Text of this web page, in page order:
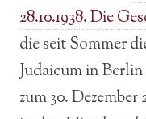
28.10.1938. Die
die seit Sommer
Judaicum in
zum 30.